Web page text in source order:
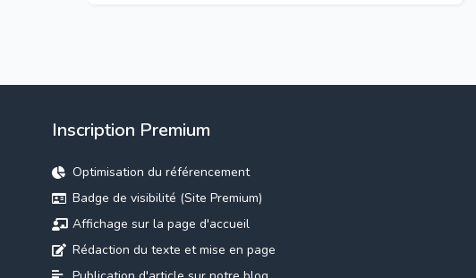
Inscription Premium
Optimisation du référencement
Badge de visibilité (Site Premium)
Affichage sur la page d'accueil
Rédaction du texte et mise en page